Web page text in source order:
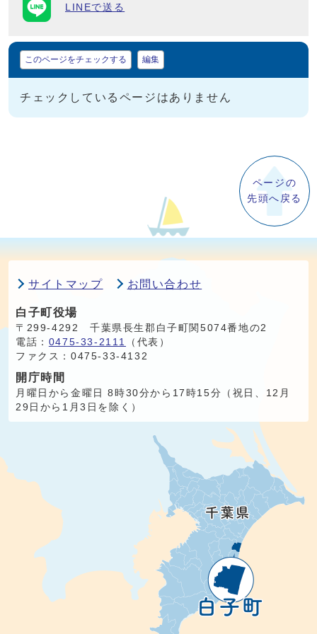
LINEで送る
マイページ
このページをチェックする 編集
チェックしているページはありません
ページの
先頭へ戻る
サイトマップ お問い合わせ
白子町役場
〒299-4292 千葉県長生郡白子町関5074番地の2
電話： 0475-33-2111
（代表）
ファクス：0475-33-4132
開庁時間
月曜日から金曜日 8時30分から17時15分（祝日、12月
29日から1月3日を除く）